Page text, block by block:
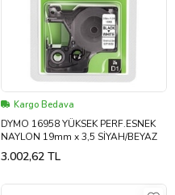
Kargo Bedava
DYMO 16958 YÜKSEK PERF.ESNEK
NAYLON 19mm x 3,5 SİYAH/BEYAZ
3.002,62 TL